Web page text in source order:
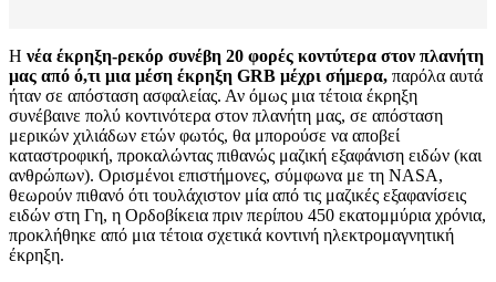
Η νέα έκρηξη-ρεκόρ συνέβη 20 φορές κοντύτερα στον πλανήτη
μας από ό,τι μια μέση έκρηξη GRB μέχρι σήμερα, παρόλα αυτά
ήταν σε απόσταση ασφαλείας. Αν όμως μια τέτοια έκρηξη
συνέβαινε πολύ κοντινότερα στον πλανήτη μας, σε απόσταση
μερικών χιλιάδων ετών φωτός, θα μπορούσε να αποβεί
καταστροφική, προκαλώντας πιθανώς μαζική εξαφάνιση ειδών (και
ανθρώπων). Ορισμένοι επιστήμονες, σύμφωνα με τη NASA,
θεωρούν πιθανό ότι τουλάχιστον μία από τις μαζικές εξαφανίσεις
ειδών στη Γη, η Ορδοβίκεια πριν περίπου 450 εκατομμύρια χρόνια,
προκλήθηκε από μια τέτοια σχετικά κοντινή ηλεκτρομαγνητική
έκρηξη.